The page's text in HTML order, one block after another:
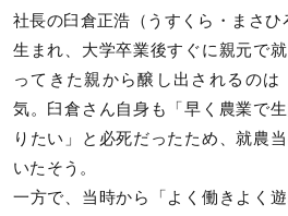
社長の臼倉正浩（うすくら・まさひ
生まれ、大学卒業後すぐに親元で
ってきた親から醸し出されるのは
気。臼倉さん自身も「早く農業で
りたい」と必死だったため、就農
いたそう。
一方で、当時から「よく働きよく